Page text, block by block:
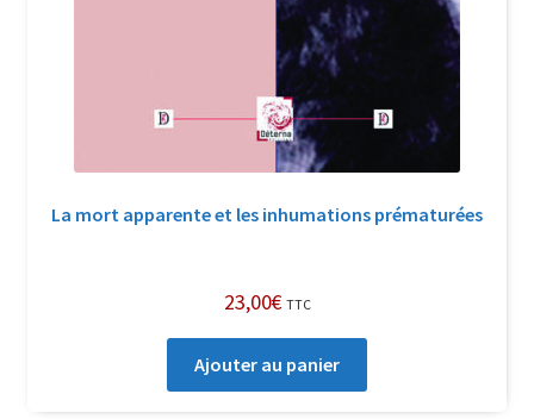
La mort apparente et les inhumations prématurées
23,00€ TTC
Ajouter au panier